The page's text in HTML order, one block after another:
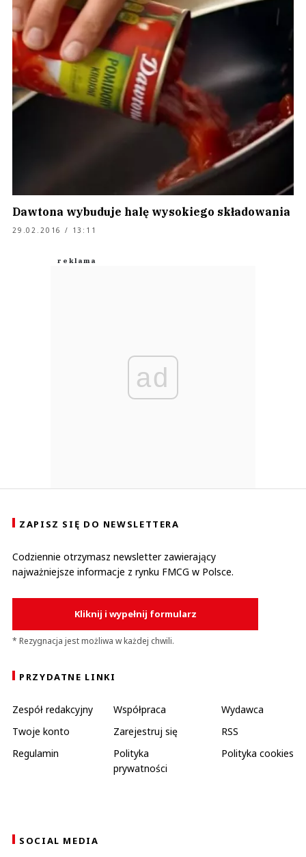
Dawtona wybuduje halę wysokiego składowania
29.02.2016 / 13:11
ad
ZAPISZ SIĘ DO NEWSLETTERA
Codziennie otrzymasz newsletter zawierający
najważniejsze informacje z rynku FMCG w Polsce.
Kliknij i wypełnij formularz
* Rezygnacja jest możliwa w każdej chwili.
PRZYDATNE LINKI
Zespół redakcyjny Współpraca
Wydawca
Twoje konto
Zarejestruj się
RSS
Regulamin
Polityka
prywatności
Polityka cookies
SOCIAL MEDIA